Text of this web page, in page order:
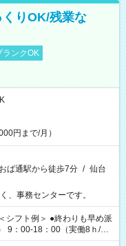
りOK/残業な
ランクOK
円まで/月）
ば通駅から徒歩7分 / 仙台
、事務センターです。
9：00-18：00（実働8ｈ/休
●朝ゆっくり派